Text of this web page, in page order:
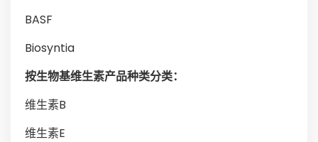
BASF
Biosyntia
按生物基维生素产品种类分类：
维生素B
维生素E